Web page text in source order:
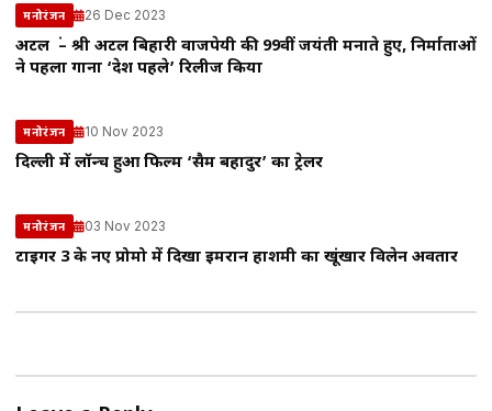
मनोरंजन 26 Dec 2023
अटल हूं – श्री अटल बिहारी वाजपेयी की 99वीं जयंती मनाते हुए, निर्माताओं
ने पहला गाना ‘देश पहले’ रिलीज किया
मनोरंजन 10 Nov 2023
दिल्ली में लॉन्च हुआ फिल्म ‘सैम बहादुर’ का ट्रेलर
मनोरंजन 03 Nov 2023
टाइगर 3 के नए प्रोमो में दिखा इमरान हाशमी का खूंखार विलेन अवतार